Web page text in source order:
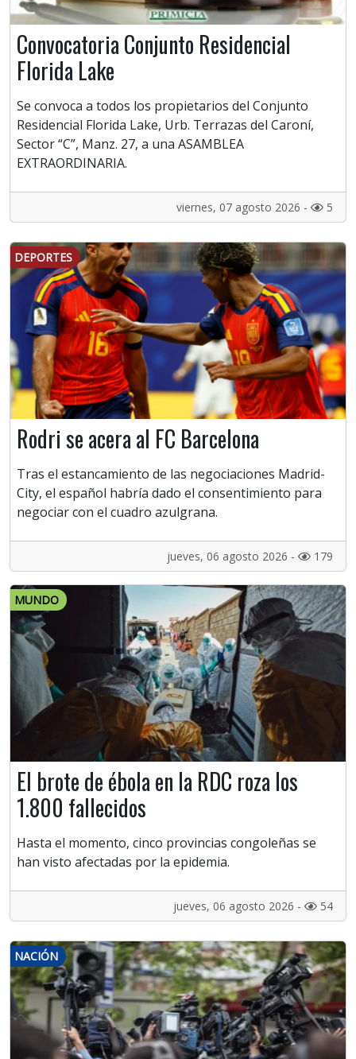
Convocatoria Conjunto Residencial
Florida Lake
Se convoca a todos los propietarios del Conjunto
Residencial Florida Lake, Urb. Terrazas del Caroní,
Sector “C”, Manz. 27, a una ASAMBLEA
EXTRAORDINARIA.
viernes, 07 agosto 2026 - 5
DEPORTES
Rodri se acera al FC Barcelona
Tras el estancamiento de las negociaciones Madrid-
City, el español habría dado el consentimiento para
negociar con el cuadro azulgrana.
jueves, 06 agosto 2026 - 179
MUNDO
El brote de ébola en la RDC roza los
1.800 fallecidos
Hasta el momento, cinco provincias congoleñas se
han visto afectadas por la epidemia.
jueves, 06 agosto 2026 - 54
NACIÓN